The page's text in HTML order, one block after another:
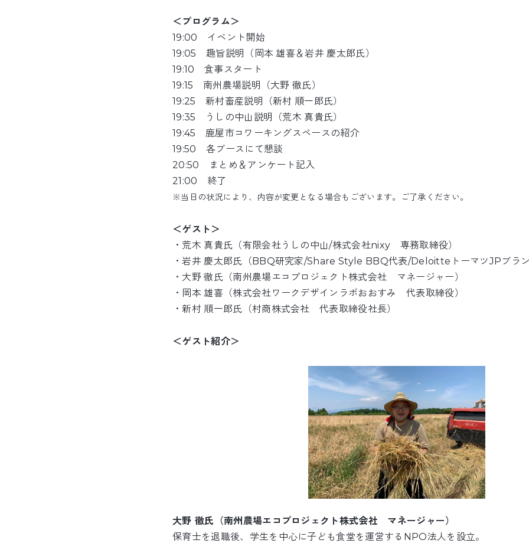
＜プログラム＞
19:00 イベント開始
19:05 趣旨説明（岡本 雄喜＆岩井 慶太郎氏）
19:10 食事スタート
19:15 南州農場説明（大野 徹氏）
19:25 新村畜産説明（新村 順一郎氏）
19:35 うしの中山説明（荒木 真貴氏）
19:45 鹿屋市コワーキングスペースの紹介
19:50 各ブースにて懇談
20:50 まとめ＆アンケート記入
21:00 終了
※当日の状況により、内容が変更となる場合もございます。ご了承ください。
＜ゲスト＞
・荒木 真貴氏（有限会社うしの中山/株式会社nixy 専務取締役）
・岩井 慶太郎氏（BBQ研究家/Share Style BBQ代表/DeloitteトーマツJPブラン
・大野 徹氏（南州農場エコプロジェクト株式会社 マネージャー）
・岡本 雄喜（株式会社ワークデザインラボおおすみ 代表取締役）
・新村 順一郎氏（村商株式会社 代表取締役社長）
＜ゲスト紹介＞
大野 徹氏（南州農場エコプロジェクト株式会社 マネージャー）
保育士を退職後、学生を中心に子ども食堂を運営するNPO法人を設立。